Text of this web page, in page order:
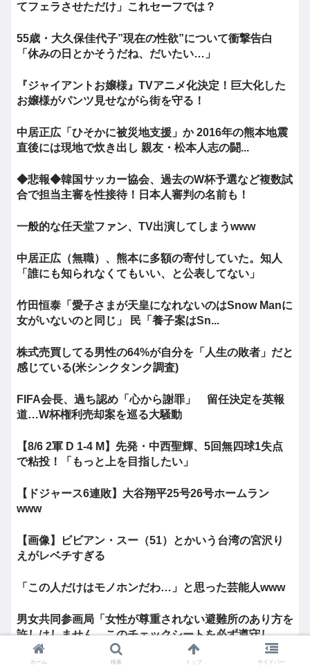
てフェラさせただけ」これセーフでは？
55歳・大久保佳代子”現在の性欲”について衝撃告白
「休みの日とかそうだね、だいたい…」
『ジャイアントお嬢様』TVアニメ化決定！巨大化した
お嬢様がパンツ見せながら街を守る！
中居正広「ひそかに被災地支援」か 2016年の熊本地震
直後には現地で炊き出し 親友・松本人志の闘...
◆悲報◆韓国サッカー協会、過去のW杯予選など複数試
合で担当主審を性接待！日本人審判の名前も！
一般的な任天堂ファン、TV出演してしまうwww
中居正広（無職）、熊本に多額の寄付していた。知人
「誰にも知られなくてもいい、と公表してない」
竹田恒泰「愛子さまが天皇になれないのはSnow Manに
女がいないのと同じ」 民「養子案はSn...
株式売買してる男性の64%が自分を「人生の敗者」だと
感じている(米シンクタンク調査)
FIFA会長、過ち認め「心から謝罪」 留任決定を英報
道…W杯権利売却案を巡る大騒動
【8/6 2軍 D 1-4 M】先発・中西聖輝、5回無四球1失点
で粘投！「もっと上を目指したい」
【ドジャース6連敗】大谷翔平25号26号ホームラン
www
【画像】ビビアン・スー（51）とかいう台湾の宮沢り
えがレベチすぎる
「この人だけはモノホンだわ…」と思った芸能人www
男女共同参画局「女性が尊重されない避難所のあり方を
許しはしません、このチェックシートを必ず遵守し...
【高市】高市「非核三原則は邪魔」原爆式典での高市
ホーム 検索 トップ サイドバー